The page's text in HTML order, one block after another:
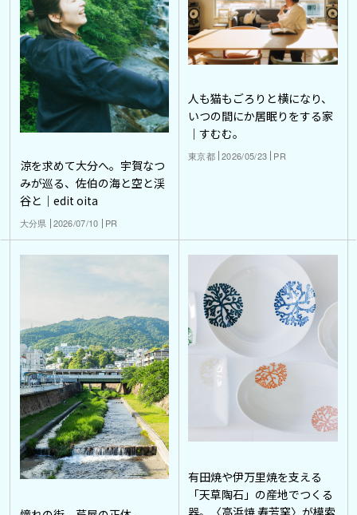
涼を求めて大分へ。宇賀なつ
みが巡る、佐伯の海と空と渓
谷と｜edit oita
大分県 2026/07/10 PR
人も猫もごろりと横になり、
いつの間にか居眠りをする家
｜すむむ。
東京都 2026/05/23 PR
有田焼や伊万里焼を支える
「天草陶石」の産地でつくる